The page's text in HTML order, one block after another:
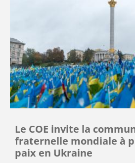
Le COE invite la
fraternelle mondiale à
paix en Ukraine